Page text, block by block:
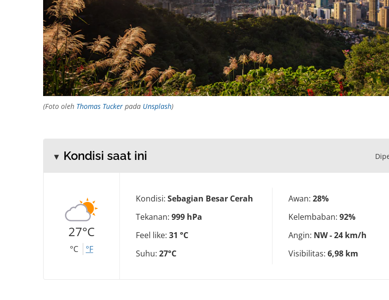
(Foto oleh Thomas Tucker pada Unsplash)
Kondisi saat ini
27°C
°C °F
Kondisi: Sebagian Besar Cerah
Tekanan: 999 hPa
Feel like: 31 °C
Suhu: 27°C
Awan: 28%
Kelembaban: 92%
Angin: NW - 24 km/h
Visibilitas: 6,98 km